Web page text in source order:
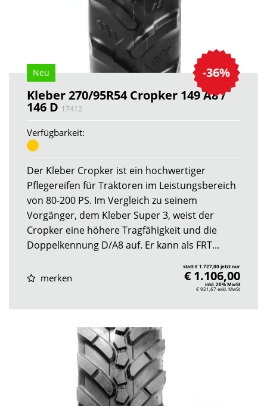
-36%
Neu
Kleber 270/95R54 Cropker 149 A8 /
146 D 17412
Verfügbarkeit:
Der Kleber Cropker ist ein hochwertiger
Pflegereifen für Traktoren im Leistungsbereich
von 80-200 PS. Im Vergleich zu seinem
Vorgänger, dem Kleber Super 3, weist der
Cropker eine höhere Tragfähigkeit und die
Doppelkennung D/A8 auf. Er kann als FRT...
merken
statt € 1.727,00 jetzt nur
€ 1.106,00
inkl. 20% MwSt
€ 921,67exkl. MwSt